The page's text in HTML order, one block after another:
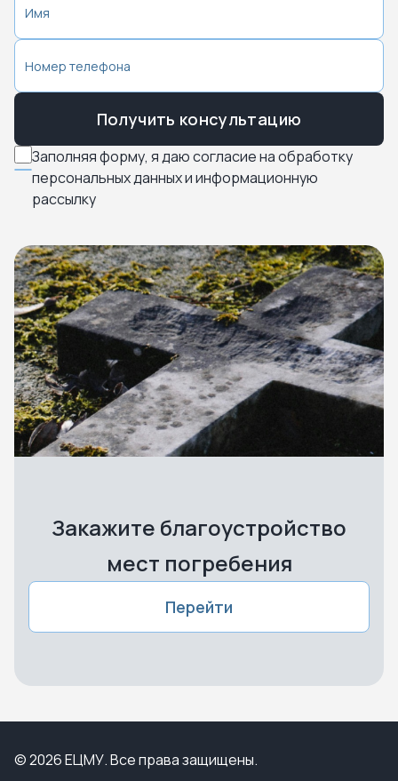
Заполняя форму, я даю согласие на обработку
персональных данных и информационную
рассылку
Получить консультацию
Закажите благоустройство
мест погребения
Перейти
© 2026 ЕЦМУ. Все права защищены.